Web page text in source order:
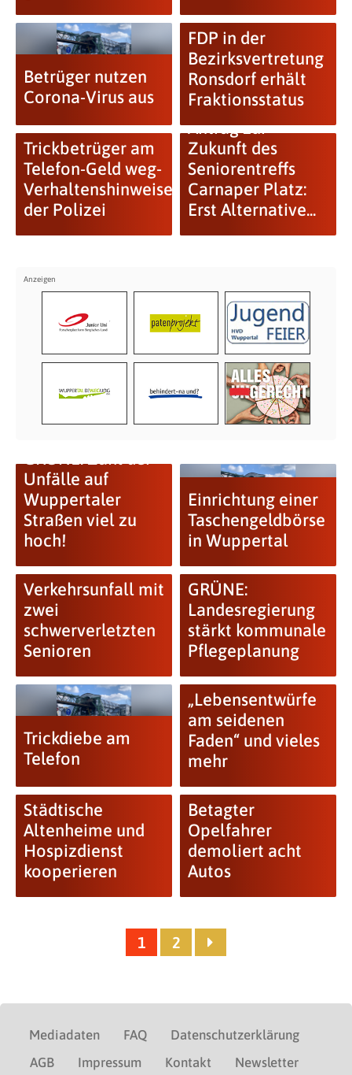
Betrüger nutzen
Corona-Virus aus
FDP in der
Bezirksvertretung
Ronsdorf erhält
Fraktionsstatus
Trickbetrüger am
Telefon-Geld weg-
Verhaltenshinweise
der Polizei
Antrag zur
Zukunft des
Seniorentreffs
Carnaper Platz:
Erst Alternative...
Unfälle auf
Wuppertaler
Straßen viel zu
hoch!
Einrichtung einer
Taschengeldbörse
in Wuppertal
Verkehrsunfall mit
zwei
schwerverletzten
Senioren
GRÜNE:
Landesregierung
stärkt kommunale
Pflegeplanung
Trickdiebe am
Telefon
„Lebensentwürfe
am seidenen
Faden“ und vieles
mehr
Städtische
Altenheime und
Hospizdienst
kooperieren
Betagter
Opelfahrer
demoliert acht
Autos
1 2
Mediadaten FAQ
Datenschutzerklärung
AGB
Impressum Kontakt Newsletter